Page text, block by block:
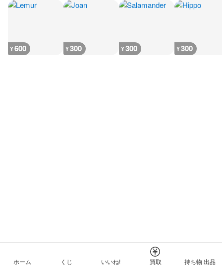
¥600 ¥300 ¥300 ¥300
ホーム くじ いいね! 買取 持ち物 出品